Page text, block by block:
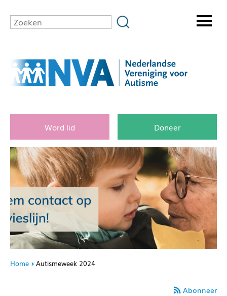
Word lid Doneer
Home Autismeweek 2024
Abonneer